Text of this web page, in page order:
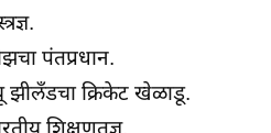
पंतप्रधान.
झीलँडचा क्रिकेट खेळाडू.
शिक्षणतज्ञ.